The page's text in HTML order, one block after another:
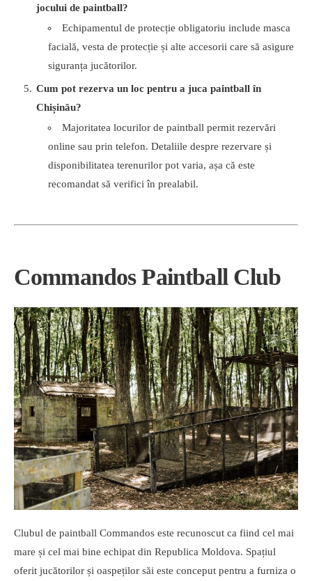
jocului de paintball?
Echipamentul de protecție obligatoriu include masca
facială, vesta de protecție și alte accesorii care să asigure
siguranța jucătorilor.
Cum pot rezerva un loc pentru a juca paintball în
Chișinău?
Majoritatea locurilor de paintball permit rezervări
online sau prin telefon. Detaliile despre rezervare și
disponibilitatea terenurilor pot varia, așa că este
recomandat să verifici în prealabil.
Commandos Paintball Club
Clubul de paintball Commandos este recunoscut ca fiind cel mai
mare și cel mai bine echipat din Republica Moldova. Spațiul
oferit jucătorilor și oaspeților săi este conceput pentru a furniza o